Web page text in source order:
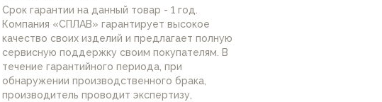
Срок гарантии на данный товар - 1 год.
Компания «СПЛАВ» гарантирует высокое
качество своих изделий и предлагает полную
сервисную поддержку своим покупателям. В
течение гарантийного периода, при
обнаружении производственного брака,
производитель проводит экспертизу,